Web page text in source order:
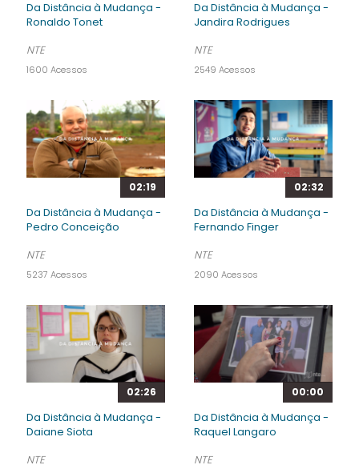
Da Distância à Mudança -
Ronaldo Tonet
NTE
1600 Acessos
Da Distância à Mudança -
Jandira Rodrigues
NTE
2549 Acessos
02:19
Da Distância à Mudança -
Pedro Conceição
NTE
5237 Acessos
02:32
Da Distância à Mudança -
Fernando Finger
NTE
2090 Acessos
02:26
Da Distância à Mudança -
Daiane Siota
NTE
00:00
Da Distância à Mudança -
Raquel Langaro
NTE